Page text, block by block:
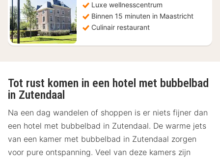
€
1128,87
Luxe wellnesscentrum
Binnen 15 minuten in Maastricht
Culinair restaurant
Tot rust komen in een hotel met bubbelbad
in Zutendaal
Na een dag wandelen of shoppen is er niets fijner dan
een hotel met bubbelbad in Zutendaal. De warme jets
van een kamer met bubbelbad in Zutendaal zorgen
voor pure ontspanning. Veel van deze kamers zijn